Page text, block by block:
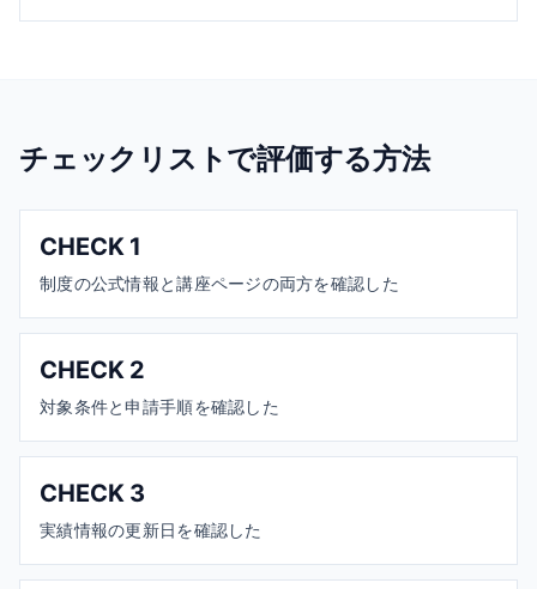
チェックリストで評価する方法
CHECK 1
制度の公式情報と講座ページの両方を確認した
CHECK 2
対象条件と申請手順を確認した
CHECK 3
実績情報の更新日を確認した